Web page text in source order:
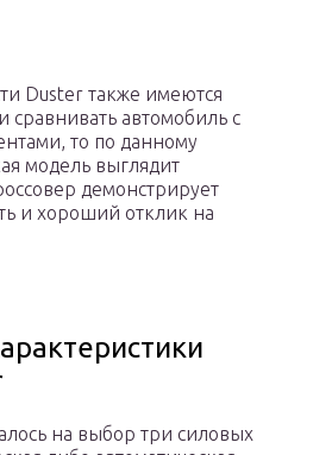
Duster также имеются
сравнивать автомобиль с
то по данному
модель выглядит
демонстрирует
и хороший отклик на
на выбор три силовых